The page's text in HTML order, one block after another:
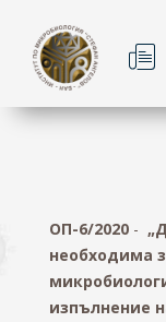
ОП-6/2020 -
необходима
изпълнение